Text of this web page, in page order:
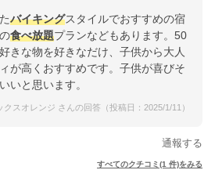
バイキングスタイルでおすすめの宿
食べ放題プランなどもあります。50
きな物を好きなだけ、子供から大人
が高くおすすめです。子供が喜びそ
いと思います。
クスオレンジ さんの回答（投稿日：2025/1/11）
通報する
すべてのクチコミ(1 件)をみる